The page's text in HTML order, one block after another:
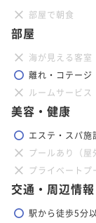
【お盆プラン
天翠茶寮で美
二食付き 現地決済
【至福のエス
イシャル）／1
部屋で朝食
部屋
海が見える客室
離れ・コテージ
ルームサービス
美容・健康
エステ・スパ施
プールあり（屋
プライベートプ
交通・周辺情報
駅から徒歩5分